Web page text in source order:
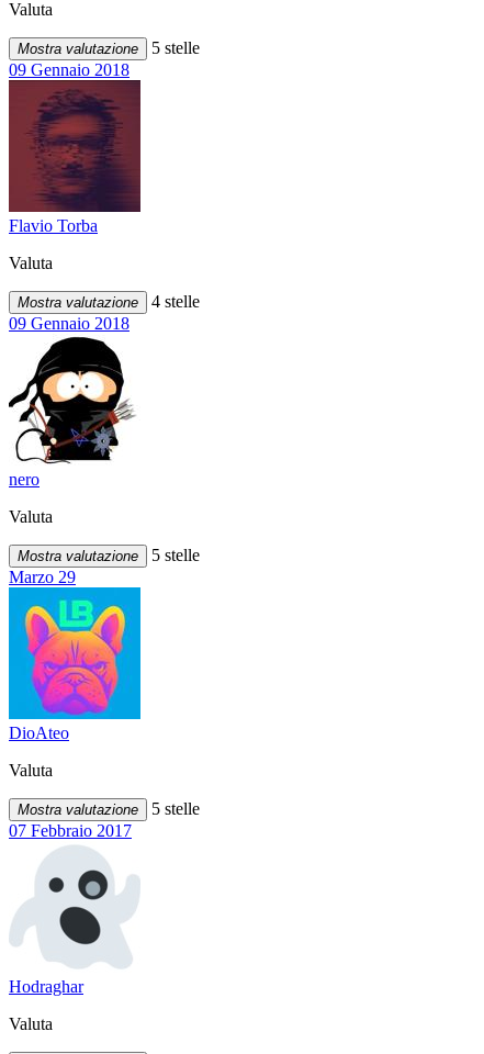
Valuta
Mostra valutazione
5 stelle
09 Gennaio 2018
Flavio Torba
Valuta
Mostra valutazione
4 stelle
09 Gennaio 2018
nero
Valuta
Mostra valutazione
5 stelle
Marzo 29
DioAteo
Valuta
Mostra valutazione
5 stelle
07 Febbraio 2017
Hodraghar
Valuta